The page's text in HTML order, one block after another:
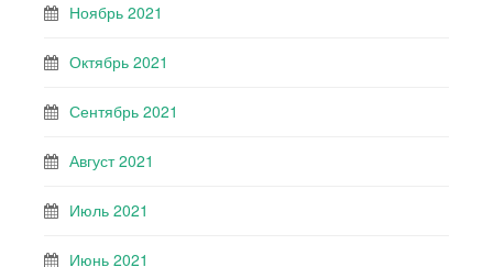
Ноябрь 2021
Октябрь 2021
Сентябрь 2021
Август 2021
Июль 2021
Июнь 2021